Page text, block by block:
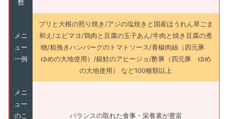
数
メニ
ュー
一例
ブリと大根の照り焼き/アジの塩焼きと国産ほうれん草ごま
和え/エビマヨ/鶏肉と豆腐の玉子あん/牛肉と焼き豆腐の煮
物/粗挽きハンバーグのトマトソース/青椒肉絲（四元豚
ゆめの大地使用）/銀鮭のアヒージョ/酢豚（四元豚 ゆめ
の大地使用） など100種類以上
メニ
ュー
のこ
バランスの取れた食事・栄養素が豊富